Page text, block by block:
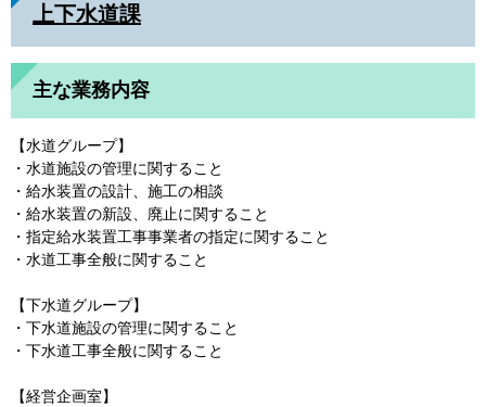
上下水道課
主な業務内容
【水道グループ】
・水道施設の管理に関すること
・給水装置の設計、施工の相談
・給水装置の新設、廃止に関すること
・指定給水装置工事事業者の指定に関すること
・水道工事全般に関すること
【下水道グループ】
・下水道施設の管理に関すること
・下水道工事全般に関すること
【経営企画室】